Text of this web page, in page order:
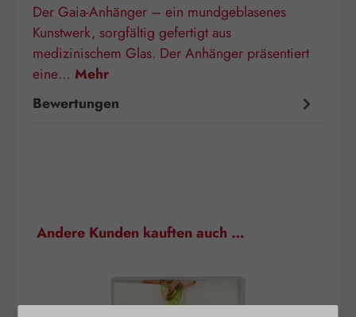
Der Gaia-Anhänger – ein mundgeblasenes
Kunstwerk, sorgfältig gefertigt aus
medizinischem Glas. Der Anhänger präsentiert
eine… Mehr
Bewertungen
Produktgalerie überspringen
Andere Kunden kauften auch …